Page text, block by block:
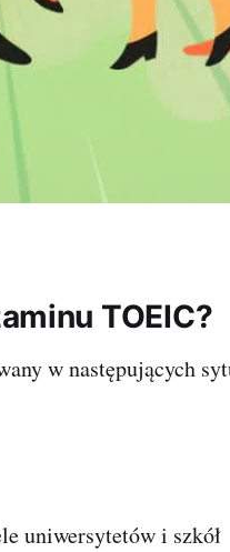
TOEIC?
w następujących
uniwersytetów i szkół